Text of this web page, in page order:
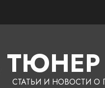
СТАТЬИ И НОВОСТИ О